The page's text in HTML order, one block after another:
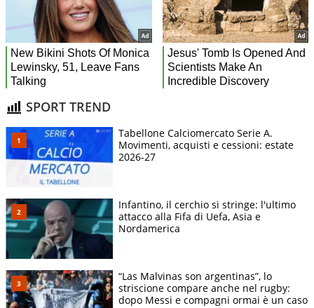
SPORT TREND
Tabellone Calciomercato Serie A.
Movimenti, acquisti e cessioni: estate
2026-27
Infantino, il cerchio si stringe: l'ultimo
attacco alla Fifa di Uefa, Asia e
Nordamerica
“Las Malvinas son argentinas”, lo
striscione compare anche nel rugby:
dopo Messi e compagni ormai è un caso